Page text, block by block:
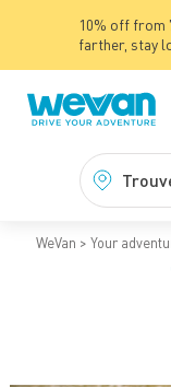
10% off from
farther, stay
WeVan Your